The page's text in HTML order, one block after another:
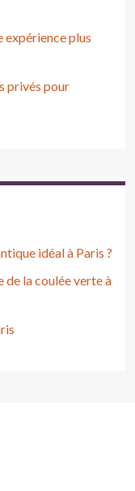
expérience plus
privés pour
idéal à Paris ?
de la coulée verte à